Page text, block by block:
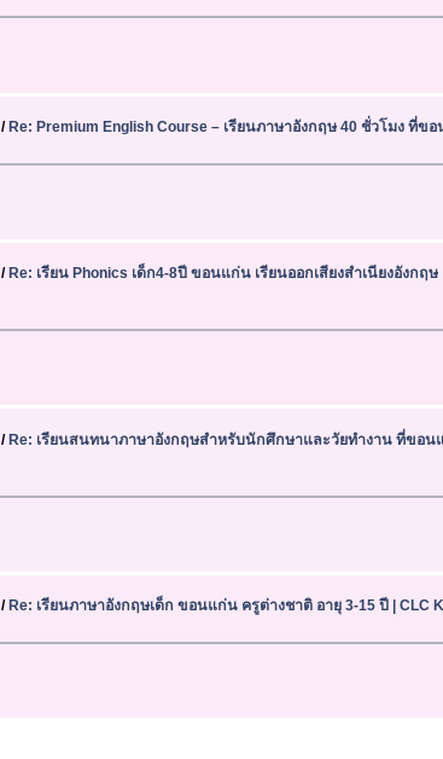
/Re: Premium English Course – เรียนภาษาอังกฤษ 40 ชั่วโมง ที่ข
/ Re: เรียน Phonics เด็ก4-8ปี ขอนแก่น เรียนออกเสียงสำเนียงอังกฤษ
/Re: เรียนสนทนาภาษาอังกฤษสำหรับนักศึกษาและวัยทำงาน ที่ขอน
/ Re: เรียนภาษาอังกฤษเด็ก ขอนแก่น ครูต่างชาติ อายุ 3-15 ปี | CLC